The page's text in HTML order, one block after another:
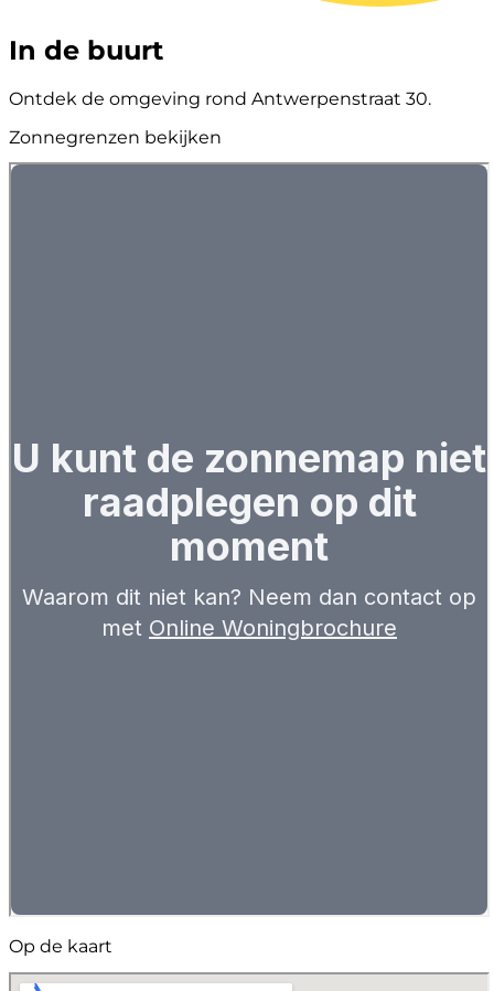
In de buurt
Ontdek de omgeving rond Antwerpenstraat 30.
Zonnegrenzen bekijken
Op de kaart